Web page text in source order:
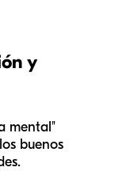
y
mental"
buenos